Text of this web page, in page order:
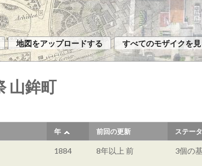
地図をアップロードする すべてのモザイクを
山鉾町
年 前回の更新 ステー
1884 8年以上 前 3個の